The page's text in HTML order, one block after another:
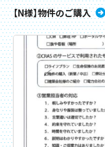
【N様】物件のご購入